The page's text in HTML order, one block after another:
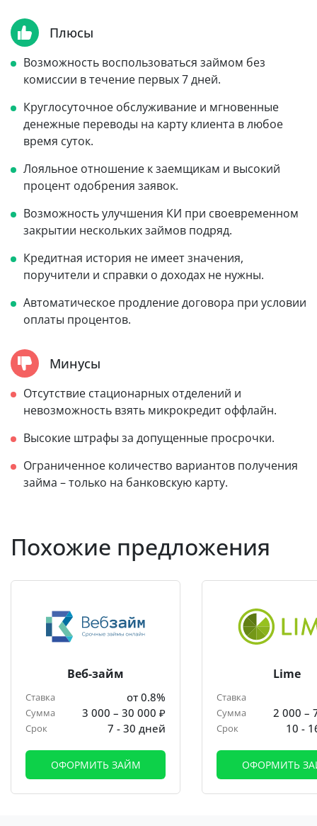
Плюсы
Возможность воспользоваться займом без
комиссии в течение первых 7 дней.
Круглосуточное обслуживание и мгновенные
денежные переводы на карту клиента в любое
время суток.
Лояльное отношение к заемщикам и высокий
процент одобрения заявок.
Возможность улучшения КИ при своевременном
закрытии нескольких займов подряд.
Кредитная история не имеет значения,
поручители и справки о доходах не нужны.
Автоматическое продление договора при условии
оплаты процентов.
Минусы
Отсутствие стационарных отделений и
невозможность взять микрокредит оффлайн.
Высокие штрафы за допущенные просрочки.
Ограниченное количество вариантов получения
займа – только на банковскую карту.
Похожие предложения
Веб-займ
Ставка от 0.8%
Сумма 3 000 – 30 000 ₽
Срок 7 - 30 дней
ОФОРМИТЬ ЗАЙМ
Lime
Ставка
Сумма
2 000 –
Срок 10 -
ОФОРМИТЬ